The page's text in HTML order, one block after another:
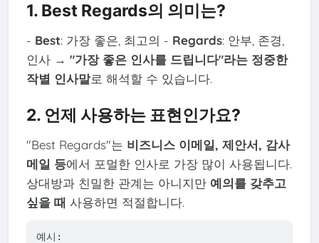
1. Best Regards의 의미는?
- Best: 가장 좋은, 최고의 - Regards: 안부, 존경,
인사 → "가장 좋은 인사를 드립니다"라는 정중한
작별 인사말로 해석할 수 있습니다.
2. 언제 사용하는 표현인가요?
"Best Regards"는 비즈니스 이메일, 제안서, 감사
메일 등에서 포멀한 인사로 가장 많이 사용됩니다.
상대방과 친밀한 관계는 아니지만 예의를 갖추고
싶을 때 사용하면 적절합니다.
예시: